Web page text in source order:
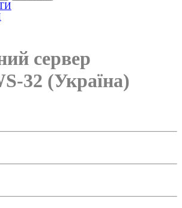
сервер
32 (Україна)